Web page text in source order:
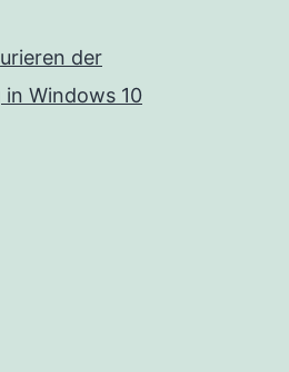
der
Windows 10